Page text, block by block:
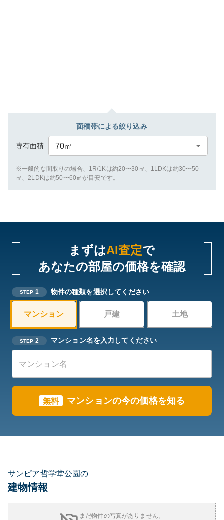
面積帯による絞り込み
専有面積 70㎡
※一般的な間取りの場合、1R/1Kは約20〜30㎡、1LDKは約30〜50
㎡、2LDKは約50〜60㎡が目安です。
まずはAI査定で
あなたの部屋の価格を確認
STEP 1 物件の種類を選択してください
マンション 戸建 土地
STEP 2 マンション名を入力してください
無料 マンションの今の価格を知る
サンピア哲学堂公園の
建物情報
まだ物件の写真がありません。